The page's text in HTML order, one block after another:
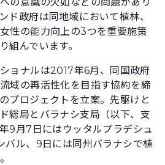
ド政府は同地域において植林、
性の能力向上の3つを重要施策
組んでいます。
ョナルは2017年6月、同国政府
域の再活性化を目指す協約を締
プロジェクトを立案。先駆けと
総局とバラナシ支局（以下、支
9月7日にはウッタルプラデシュ
バル、9日には同州バラナシで植